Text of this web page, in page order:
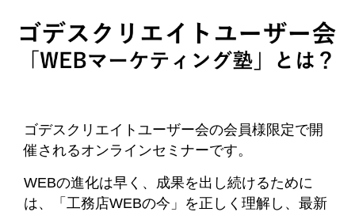
ゴデスクリエイトユーザー会の会員様限定で開
催されるオンラインセミナーです。
WEBの進化は早く、成果を出し続けるために
は、「工務店WEBの今」を正しく理解し、最新